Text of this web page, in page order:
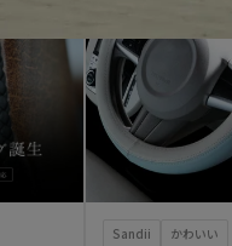
Sandii かわいい